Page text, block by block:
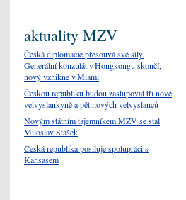
aktuality MZV
Česká diplomacie přesouvá své síly.
Generální konzulát v Hongkongu skončí,
nový vznikne v Miami
Českou republiku budou zastupovat tři nové
velvyslankyně a pět nových velvyslanců
Novým státním tajemníkem MZV se stal
Miloslav Stašek
Česká republika posiluje spolupráci s
Kansasem